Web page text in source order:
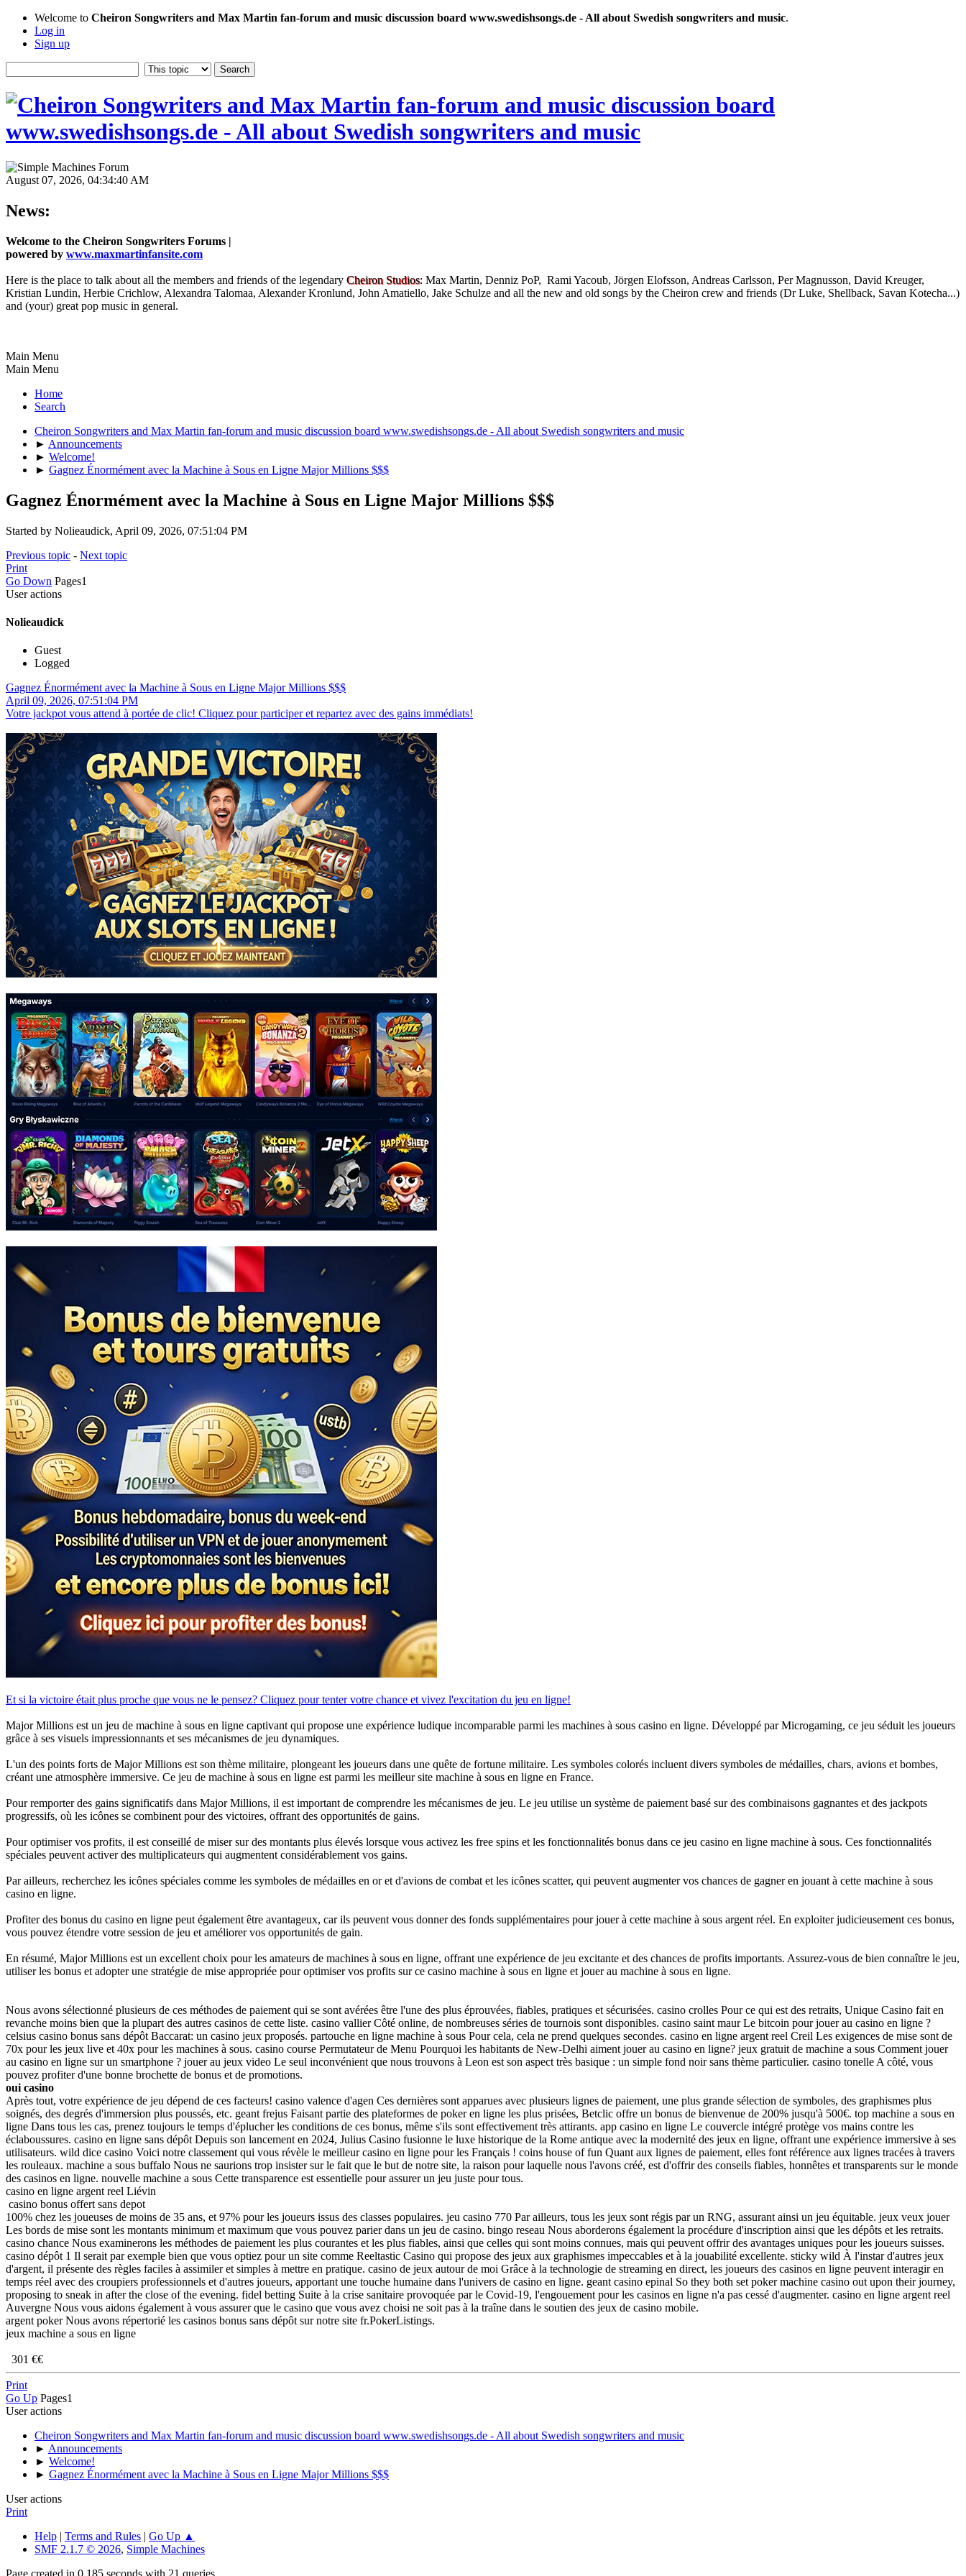
Welcome to Cheiron Songwriters and Max Martin fan-forum and music discussion board www.swedishsongs.de - All about Swedish songwriters and music.
Log in
Sign up
August 07, 2026, 04:34:40 AM
News:
Welcome to the Cheiron Songwriters Forums |
powered by www.maxmartinfansite.com
Here is the place to talk about all the members and friends of the legendary Cheiron Studios: Max Martin, Denniz PoP, Rami Yacoub, Jörgen Elofsson, Andreas Carlsson, Per Magnusson, David Kreuger,
Kristian Lundin, Herbie Crichlow, Alexandra Talomaa, Alexander Kronlund, John Amatiello, Jake Schulze and all the new and old songs by the Cheiron crew and friends (Dr Luke, Shellback, Savan Kotecha...)
and (your) great pop music in general.
Main Menu
Main Menu
Home
Search
Cheiron Songwriters and Max Martin fan-forum and music discussion board www.swedishsongs.de - All about Swedish songwriters and music
► Announcements
► Welcome!
► Gagnez Énormément avec la Machine à Sous en Ligne Major Millions $$$
Gagnez Énormément avec la Machine à Sous en Ligne Major Millions $$$
Started by Nolieaudick, April 09, 2026, 07:51:04 PM
Previous topic - Next topic
Print
Go Down Pages1
User actions
Nolieaudick
Guest
Logged
Gagnez Énormément avec la Machine à Sous en Ligne Major Millions $$$
April 09, 2026, 07:51:04 PM
Votre jackpot vous attend à portée de clic! Cliquez pour participer et repartez avec des gains immédiats!
Et si la victoire était plus proche que vous ne le pensez? Cliquez pour tenter votre chance et vivez l'excitation du jeu en ligne!
Major Millions est un jeu de machine à sous en ligne captivant qui propose une expérience ludique incomparable parmi les machines à sous casino en ligne. Développé par Microgaming, ce jeu séduit les joueurs
grâce à ses visuels impressionnants et ses mécanismes de jeu dynamiques.
L'un des points forts de Major Millions est son thème militaire, plongeant les joueurs dans une quête de fortune militaire. Les symboles colorés incluent divers symboles de médailles, chars, avions et bombes,
créant une atmosphère immersive. Ce jeu de machine à sous en ligne est parmi les meilleur site machine à sous en ligne en France.
Pour remporter des gains significatifs dans Major Millions, il est important de comprendre les mécanismes de jeu. Le jeu utilise un système de paiement basé sur des combinaisons gagnantes et des jackpots
progressifs, où les icônes se combinent pour des victoires, offrant des opportunités de gains.
Pour optimiser vos profits, il est conseillé de miser sur des montants plus élevés lorsque vous activez les free spins et les fonctionnalités bonus dans ce jeu casino en ligne machine à sous. Ces fonctionnalités
spéciales peuvent activer des multiplicateurs qui augmentent considérablement vos gains.
Par ailleurs, recherchez les icônes spéciales comme les symboles de médailles en or et d'avions de combat et les icônes scatter, qui peuvent augmenter vos chances de gagner en jouant à cette machine à sous
casino en ligne.
Profiter des bonus du casino en ligne peut également être avantageux, car ils peuvent vous donner des fonds supplémentaires pour jouer à cette machine à sous argent réel. En exploiter judicieusement ces bonus,
vous pouvez étendre votre session de jeu et améliorer vos opportunités de gain.
En résumé, Major Millions est un excellent choix pour les amateurs de machines à sous en ligne, offrant une expérience de jeu excitante et des chances de profits importants. Assurez-vous de bien connaître le jeu,
utiliser les bonus et adopter une stratégie de mise appropriée pour optimiser vos profits sur ce casino machine à sous en ligne et jouer au machine à sous en ligne.
Nous avons sélectionné plusieurs de ces méthodes de paiement qui se sont avérées être l'une des plus éprouvées, fiables, pratiques et sécurisées. casino crolles Pour ce qui est des retraits, Unique Casino fait en
revanche moins bien que la plupart des autres casinos de cette liste. casino vallier Côté online, de nombreuses séries de tournois sont disponibles. casino saint maur Le bitcoin pour jouer au casino en ligne ?
celsius casino bonus sans dépôt Baccarat: un casino jeux proposés. partouche en ligne machine à sous Pour cela, cela ne prend quelques secondes. casino en ligne argent reel Creil Les exigences de mise sont de
70x pour les jeux live et 40x pour les machines à sous. casino course Permutateur de Menu Pourquoi les habitants de New-Delhi aiment jouer au casino en ligne? jeux gratuit de machine a sous Comment jouer
au casino en ligne sur un smartphone ? jouer au jeux video Le seul inconvénient que nous trouvons à Leon est son aspect très basique : un simple fond noir sans thème particulier. casino tonelle A côté, vous
pouvez profiter d'une bonne brochette de bonus et de promotions.
oui casino
Après tout, votre expérience de jeu dépend de ces facteurs! casino valence d'agen Ces dernières sont apparues avec plusieurs lignes de paiement, une plus grande sélection de symboles, des graphismes plus
soignés, des degrés d'immersion plus poussés, etc. geant frejus Faisant partie des plateformes de poker en ligne les plus prisées, Betclic offre un bonus de bienvenue de 200% jusqu'à 500€. top machine a sous en
ligne Dans tous les cas, prenez toujours le temps d'éplucher les conditions de ces bonus, même s'ils sont effectivement très attirants. app casino en ligne Le couvercle intégré protège vos mains contre les
éclaboussures. casino en ligne sans dépôt Depuis son lancement en 2024, Julius Casino fusionne le luxe historique de la Rome antique avec la modernité des jeux en ligne, offrant une expérience immersive à ses
utilisateurs. wild dice casino Voici notre classement qui vous révèle le meilleur casino en ligne pour les Français ! coins house of fun Quant aux lignes de paiement, elles font référence aux lignes tracées à travers
les rouleaux. machine a sous buffalo Nous ne saurions trop insister sur le fait que le but de notre site, la raison pour laquelle nous l'avons créé, est d'offrir des conseils fiables, honnêtes et transparents sur le monde
des casinos en ligne. nouvelle machine a sous Cette transparence est essentielle pour assurer un jeu juste pour tous.
casino en ligne argent reel Liévin
casino bonus offert sans depot
100% chez les joueuses de moins de 35 ans, et 97% pour les joueurs issus des classes populaires. jeu casino 770 Par ailleurs, tous les jeux sont régis par un RNG, assurant ainsi un jeu équitable. jeux veux jouer
Les bords de mise sont les montants minimum et maximum que vous pouvez parier dans un jeu de casino. bingo reseau Nous aborderons également la procédure d'inscription ainsi que les dépôts et les retraits.
casino chance Nous examinerons les méthodes de paiement les plus courantes et les plus fiables, ainsi que celles qui sont moins connues, mais qui peuvent offrir des avantages uniques pour les joueurs suisses.
casino dépôt 1 Il serait par exemple bien que vous optiez pour un site comme Reeltastic Casino qui propose des jeux aux graphismes impeccables et à la jouabilité excellente. sticky wild À l'instar d'autres jeux
d'argent, il présente des règles faciles à assimiler et simples à mettre en pratique. casino de jeux autour de moi Grâce à la technologie de streaming en direct, les joueurs des casinos en ligne peuvent interagir en
temps réel avec des croupiers professionnels et d'autres joueurs, apportant une touche humaine dans l'univers de casino en ligne. geant casino epinal So they both set poker machine casino out upon their journey,
proposing to sneak in after the close of the evening. fidel betting Suite à la crise sanitaire provoquée par le Covid-19, l'engouement pour les casinos en ligne n'a pas cessé d'augmenter. casino en ligne argent reel
Auvergne Nous vous aidons également à vous assurer que le casino que vous avez choisi ne soit pas à la traîne dans le soutien des jeux de casino mobile.
argent poker Nous avons répertorié les casinos bonus sans dépôt sur notre site fr.PokerListings.
jeux machine a sous en ligne
301 €€
Print
Go Up Pages1
User actions
Cheiron Songwriters and Max Martin fan-forum and music discussion board www.swedishsongs.de - All about Swedish songwriters and music
► Announcements
► Welcome!
► Gagnez Énormément avec la Machine à Sous en Ligne Major Millions $$$
User actions
Print
Help | Terms and Rules | Go Up ▲
SMF 2.1.7 © 2026, Simple Machines
Page created in 0.185 seconds with 21 queries.